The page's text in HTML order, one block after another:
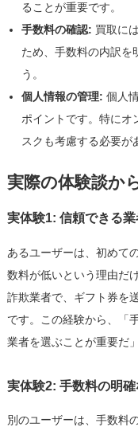
ることが重要です。
手数料の確認: 買取に
ため、手数料の内訳を
う。
個人情報の管理: 個人
ポイントです。特にオ
スクも考慮する必要が
実際の体験談か
実体験1: 信頼できる
あるユーザーは、初めて
数料が低いという理由だ
詐欺業者で、ギフト券を
です。この経験から、「
業者を選ぶことが重要だ
実体験2: 手数料の明
別のユーザーは、手数料